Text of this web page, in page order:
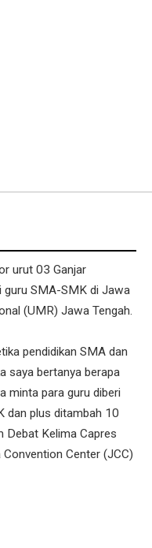
urut 03 Ganjar
guru SMA-SMK di Jawa
(UMR) Jawa Tengah.
pendidikan SMA dan
saya bertanya berapa
minta para guru diberi
dan plus ditambah 10
Debat Kelima Capres
Center (JCC)